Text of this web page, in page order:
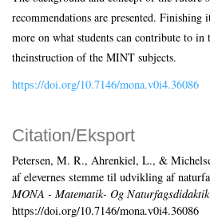
Citation/Eksport
Petersen, M. R., Ahrenkiel, L., &
af elevernes stemme til udvikling af
MONA - Matematik- Og Naturfagsdidaktik
https://doi.org/10.7146/mona.v0i4.36086
recommendations are presented. Finishing
more on what students can contribute to
theinstruction of the MINT subjects.
https://doi.org/10.7146/mona.v0i4.36086